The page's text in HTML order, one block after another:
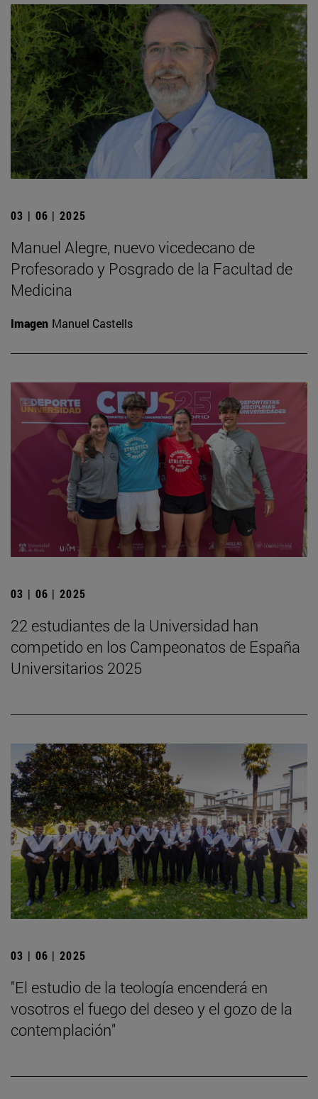
03 | 06 | 2025
Manuel Alegre, nuevo vicedecano de
Profesorado y Posgrado de la Facultad de
Medicina
Imagen Manuel Castells
03 | 06 | 2025
22 estudiantes de la Universidad han
competido en los Campeonatos de España
Universitarios 2025
03 | 06 | 2025
"El estudio de la teología encenderá en
vosotros el fuego del deseo y el gozo de la
contemplación"